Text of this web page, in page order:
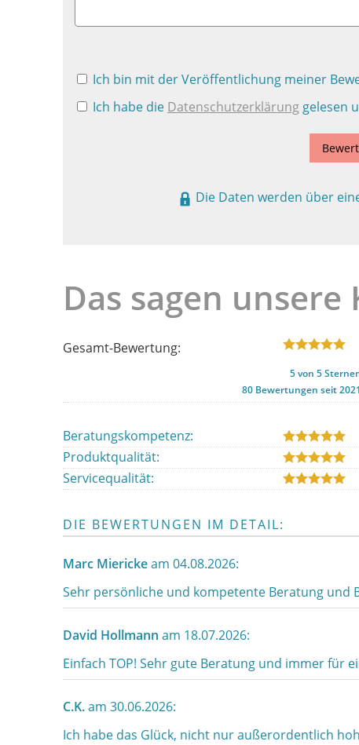
Ich bin mit der Veröffentlichung meiner
Ich habe die Datenschutzerklärung gelesen
Die Daten werden über
Das sagen unsere
Gesamt-Bewertung:
5von 5
80 Bewertungen seit 2021
Beratungskompetenz:
Produktqualität:
Servicequalität:
DIE BEWERTUNGEN IM DETAIL:
Marc Mierickeam 04.08.2026:
Sehr persönliche und kompetente Beratung und
David Hollmann am 18.07.2026:
Einfach TOP! Sehr gute Beratung und immer für
C.K.am 30.06.2026:
Ich habe das Glück, nicht nur außerordentlich